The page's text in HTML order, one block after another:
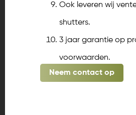
Ook leveren wij
shutters.
3 jaar garantie op
voorwaarden.
Neem contact op